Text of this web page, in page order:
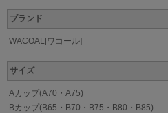
ブランド
WACOAL[ワコール]
サイズ
Aカップ(A70・A75)
Bカップ(B65・B70・B75・B80・B85)